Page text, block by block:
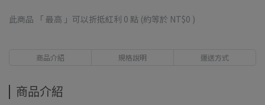
此商品 「 最高 」可以折抵紅利 0 點 (約等於 NT$0 )
商品介紹 規格說明 運送方式
商品介紹